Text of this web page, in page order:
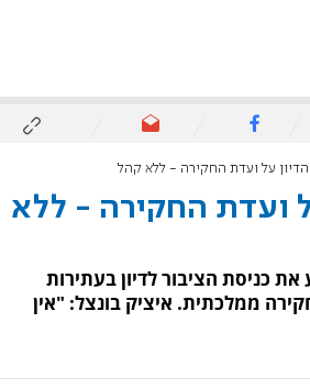
הדיון על ועדת החקירה - ללא קהל
ועדת החקירה - ללא
כניסת הציבור לדיון בעתירות
ממלכתית. איציק בונצל: "אין